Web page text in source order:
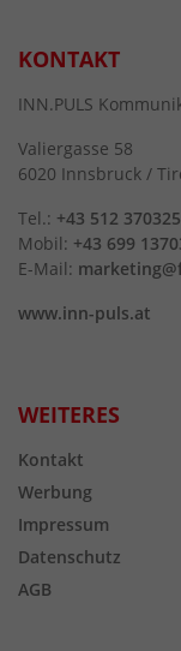
KONTAKT
INN.PULS
Valiergasse 58
6020 Innsbruck /
Tel.: +43 512 370325
Mobil: +43 699
E-Mail:
www.inn-puls.at
WEITERES
Kontakt
Werbung
Impressum
Datenschutz
AGB